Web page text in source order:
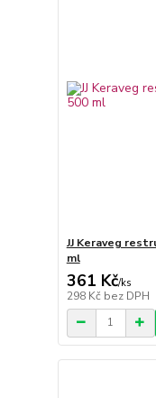
JJ Keraveg
ml
361 Kč/ks
298 Kč bez DPH